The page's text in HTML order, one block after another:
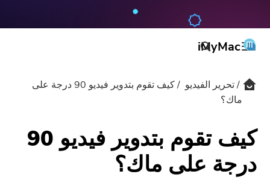
iMyMac
المنتج والحل
PowerMyMac
الدعم
تحرير الفيديو
كيف تقوم بتدوير فيديو 90 درجة على
ماك؟
كيف تقوم بتدوير فيديو 90
درجة على ماك؟